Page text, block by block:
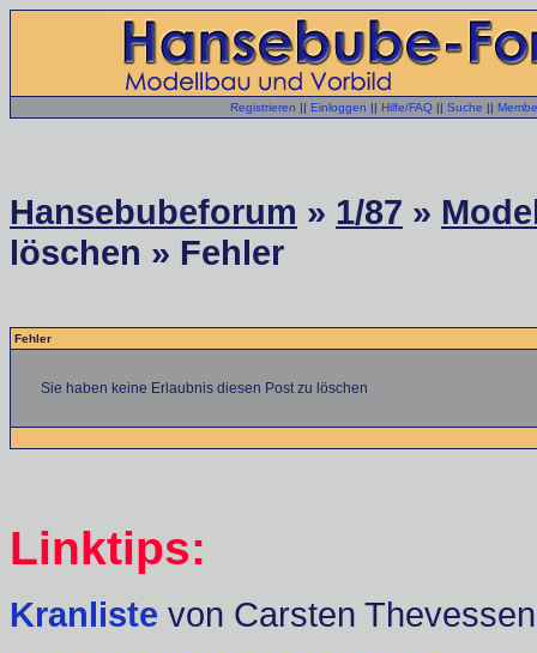
Registrieren || Einloggen || Hilfe/FAQ || Suche ||
Hansebubeforum » 1/87 »
löschen » Fehler
Fehler
Sie haben keine Erlaubnis diesen Post zu löschen
Linktips:
Kranliste von Carsten Thevessen